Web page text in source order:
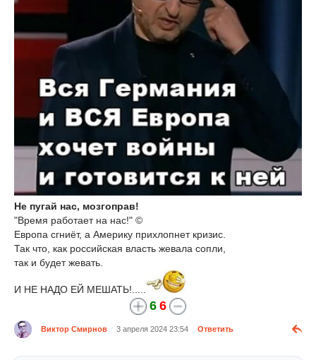
Не пугай нас, мозгоправ!
"Время работает на нас!" ©
Европа сгниёт, а Америку прихлопнет кризис.
Так что, как российская власть жевала сопли,
так и будет жевать.
И НЕ НАДО ЕЙ МЕШАТЬ!.....
6 6
Виктор Смирнов 3 апреля 2024 23:54 Ответить